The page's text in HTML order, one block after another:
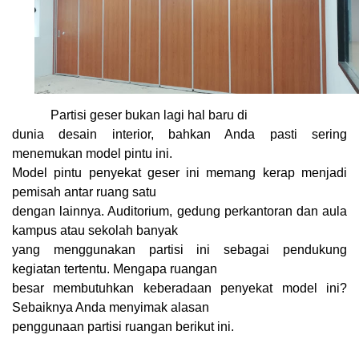
Partisi geser bukan lagi hal baru di
dunia desain interior, bahkan Anda pasti sering
menemukan model pintu ini.
Model pintu penyekat geser ini memang kerap menjadi
pemisah antar ruang satu
dengan lainnya. Auditorium, gedung perkantoran dan aula
kampus atau sekolah banyak
yang menggunakan partisi ini sebagai pendukung
kegiatan tertentu. Mengapa ruangan
besar membutuhkan keberadaan penyekat model ini?
Sebaiknya Anda menyimak alasan
penggunaan partisi ruangan berikut ini.